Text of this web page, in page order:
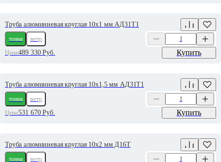
Труба алюминиевая круглая 10х1 мм АД31Т1
тонна
метр
Цена:489 330Руб. Купить
Труба алюминиевая круглая 10х1,5 мм АД31Т1
тонна
метр
Цена:531 670Руб. Купить
Труба алюминиевая круглая 10х2 мм Д16Т
тонна
метр